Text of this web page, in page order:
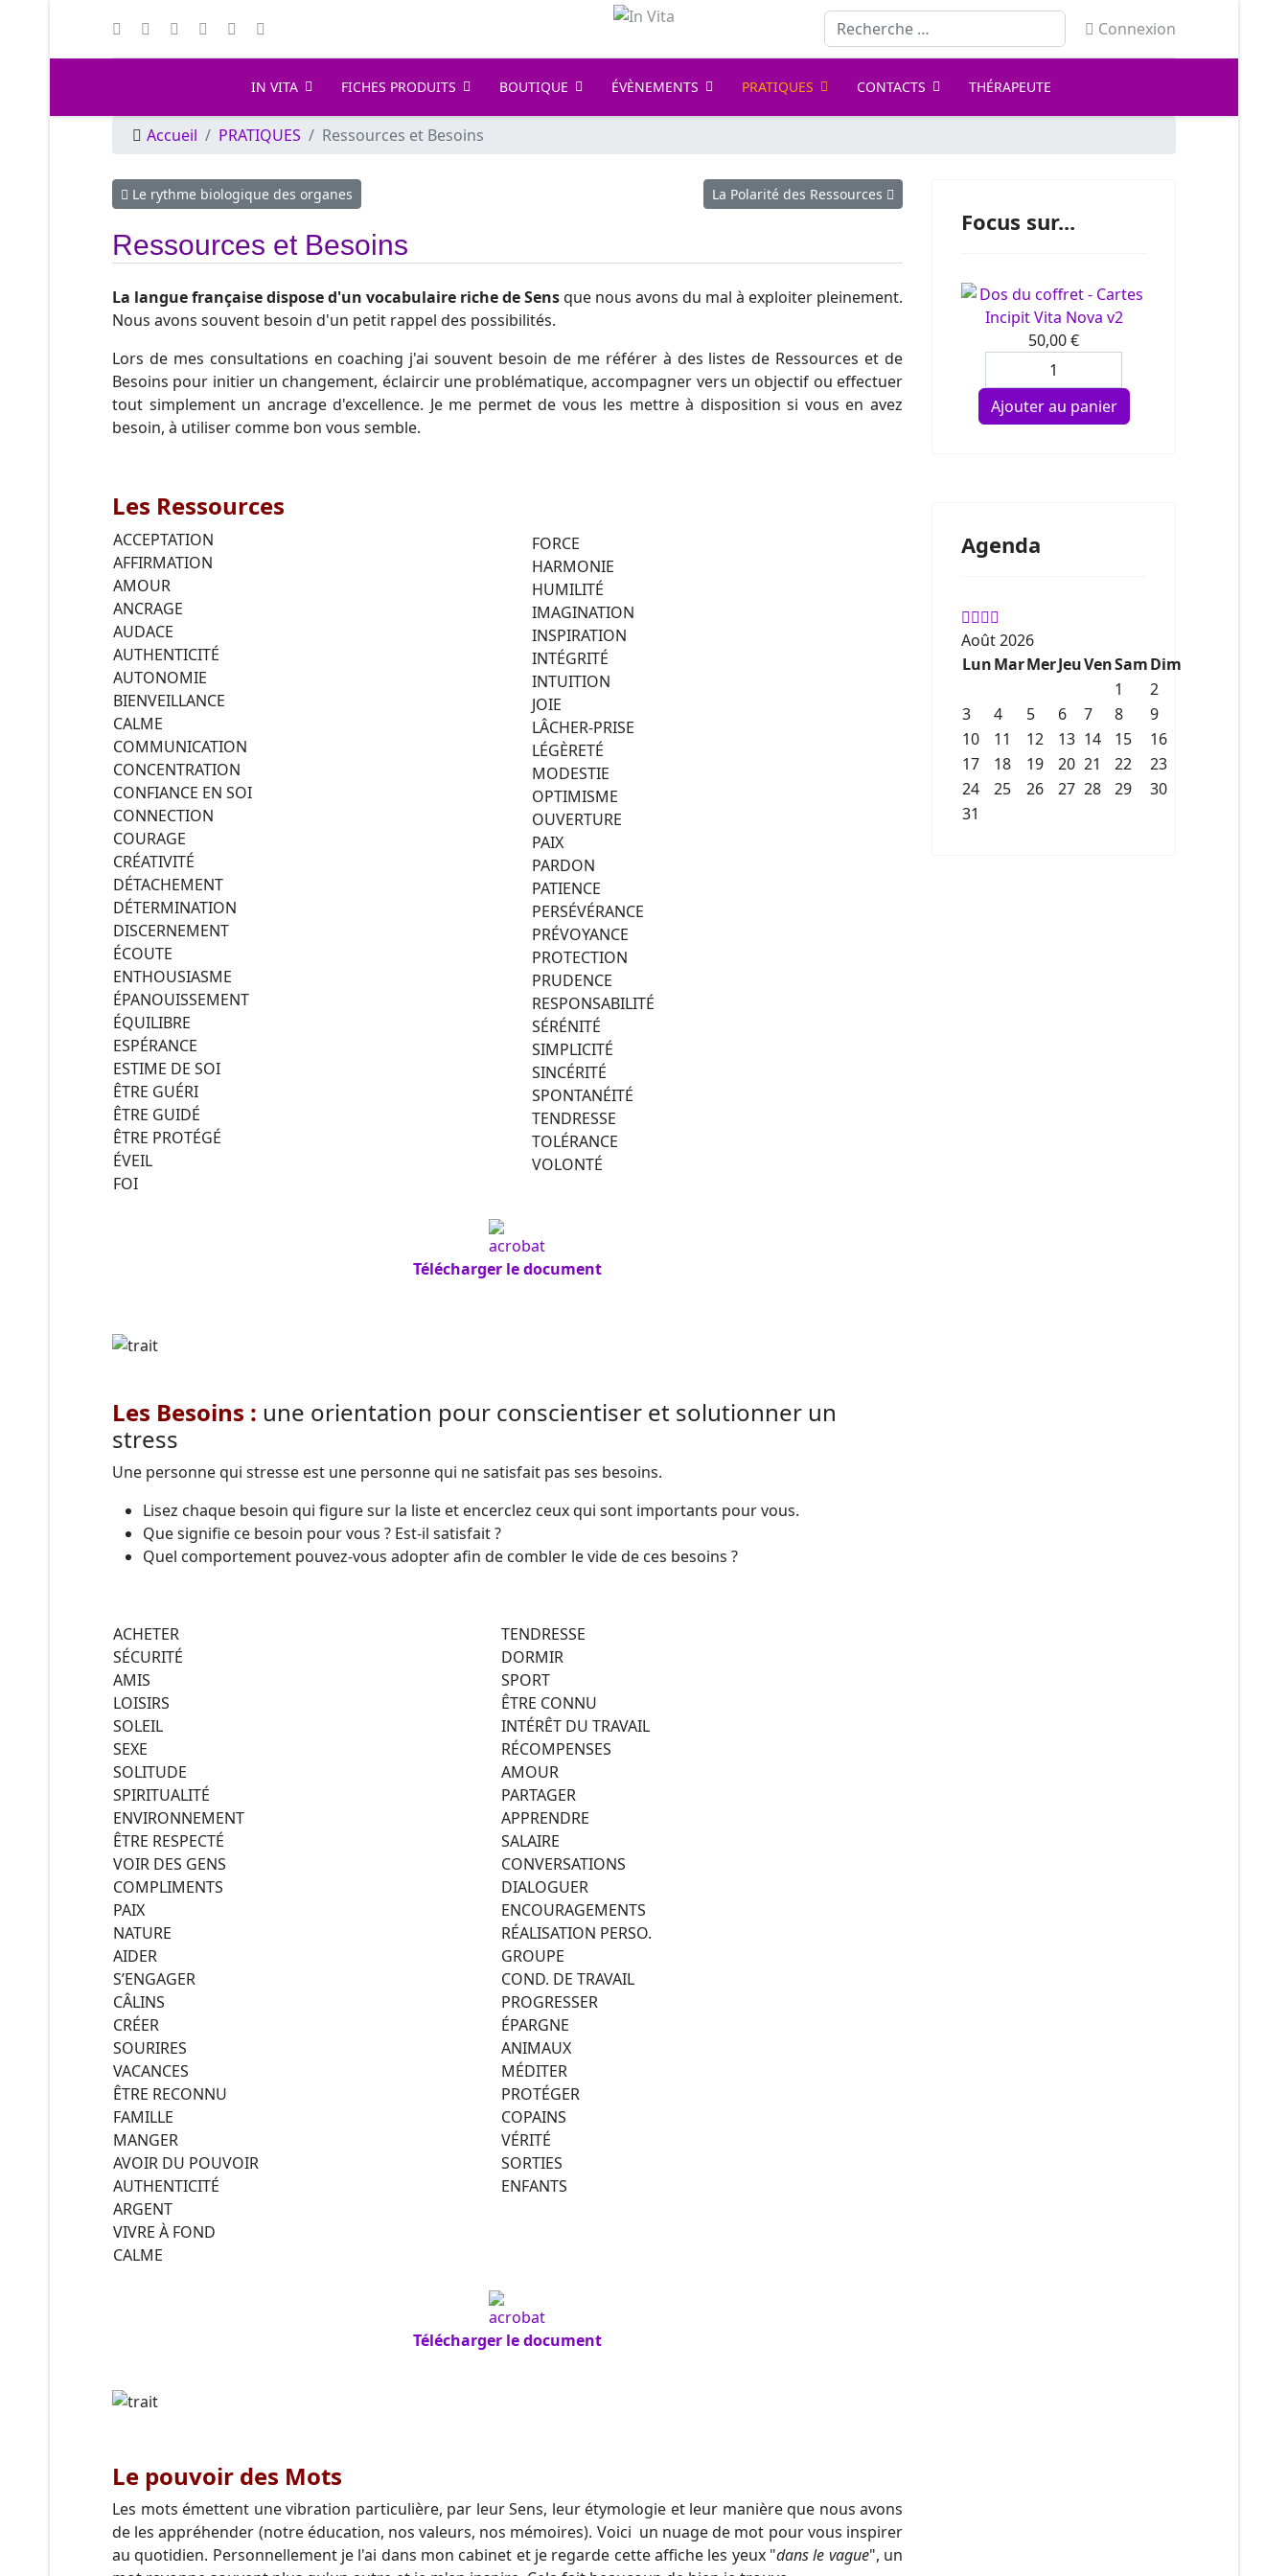
Rechercher Connexion
IN VITA FICHES PRODUITS BOUTIQUE ÉVÈNEMENTS PRATIQUES CONTACTS THÉRAPEUTE
Accueil PRATIQUES Ressources et Besoins
Article précédent : Le rythme biologique des organes
Le rythme biologique des organes Article suivant : La Polarité des Ressources
La Polarité des Ressources
Ressources et Besoins
La langue française dispose d'un vocabulaire riche de Sensque nous avons du mal à exploiter pleinement.
Nous avons souvent besoin d'un petit rappel des possibilités.
Lors de mes consultations en coaching j'ai souvent besoin de me référer à des listes de Ressources et de
Besoins pour initier un changement, éclaircir une problématique, accompagner vers un objectif ou effectuer
tout simplement un ancrage d'excellence. Je me permet de vous les mettre à disposition si vous en avez
besoin, à utiliser comme bon vous semble.
Les Ressources
ACCEPTATION
AFFIRMATION
AMOUR
ANCRAGE
AUDACE
AUTHENTICITÉ
AUTONOMIE
BIENVEILLANCE
CALME
COMMUNICATION
CONCENTRATION
CONFIANCE EN SOI
CONNECTION
COURAGE
CRÉATIVITÉ
DÉTACHEMENT
DÉTERMINATION
DISCERNEMENT
ÉCOUTE
ENTHOUSIASME
ÉPANOUISSEMENT
ÉQUILIBRE
ESPÉRANCE
ESTIME DE SOI
ÊTRE GUÉRI
ÊTRE GUIDÉ
ÊTRE PROTÉGÉ
ÉVEIL
FOI
FORCE
HARMONIE
HUMILITÉ
IMAGINATION
INSPIRATION
INTÉGRITÉ
INTUITION
JOIE
LÂCHER-PRISE
LÉGÈRETÉ
MODESTIE
OPTIMISME
OUVERTURE
PAIX
PARDON
PATIENCE
PERSÉVÉRANCE
PRÉVOYANCE
PROTECTION
PRUDENCE
RESPONSABILITÉ
SÉRÉNITÉ
SIMPLICITÉ
SINCÉRITÉ
SPONTANÉITÉ
TENDRESSE
TOLÉRANCE
VOLONTÉ
Télécharger le document
Les Besoins : une orientation pour conscientiser et solutionner un
stress
Une personne qui stresse est une personne qui ne satisfait pas ses besoins.
Lisez chaque besoin qui figure sur la liste et encerclez ceux qui sont importants pour vous.
Que signifie ce besoin pour vous ? Est-il satisfait ?
Quel comportement pouvez-vous adopter afin de combler le vide de ces besoins ?
ACHETER
SÉCURITÉ
AMIS
LOISIRS
SOLEIL
SEXE
SOLITUDE
SPIRITUALITÉ
ENVIRONNEMENT
ÊTRE RESPECTÉ
VOIR DES GENS
COMPLIMENTS
PAIX
NATURE
AIDER
S’ENGAGER
CÂLINS
CRÉER
SOURIRES
VACANCES
ÊTRE RECONNU
FAMILLE
MANGER
AVOIR DU POUVOIR
AUTHENTICITÉ
ARGENT
VIVRE À FOND
CALME
TENDRESSE
DORMIR
SPORT
ÊTRE CONNU
INTÉRÊT DU TRAVAIL
RÉCOMPENSES
AMOUR
PARTAGER
APPRENDRE
SALAIRE
CONVERSATIONS
DIALOGUER
ENCOURAGEMENTS
RÉALISATION PERSO.
GROUPE
COND. DE TRAVAIL
PROGRESSER
ÉPARGNE
ANIMAUX
MÉDITER
PROTÉGER
COPAINS
VÉRITÉ
SORTIES
ENFANTS
Télécharger le document
Le pouvoir des Mots
Les mots émettent une vibration particulière, par leur Sens, leur étymologie et leur manière que nous avons
de les appréhender (notre éducation, nos valeurs, nos mémoires). Voici un nuage de mot pour vous inspirer
au quotidien. Personnellement je l'ai dans mon cabinet et je regarde cette affiche les yeux "dans le vague", un
Focus sur...
Incipit Vita Nova v2
50,00 €
Agenda
Août 2026
LunMarMerJeuVenSamDim
1
2
3
4 5 6 7 8
9
10
11 12 13 14 15
16
17
18 19 20 21 22
23
24
25 26 27 28 29
30
31